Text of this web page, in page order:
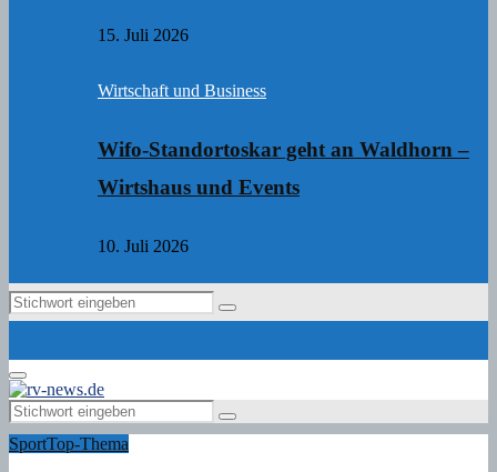
15. Juli 2026
Wirtschaft und Business
Wifo-Standortoskar geht an Waldhorn –
Wirtshaus und Events
10. Juli 2026
Search
Search
Primary
Menu
Search
for:
Search
SportTop-Thema